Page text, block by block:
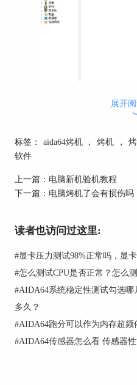
图1 进入系
或者如图2所示，依次
系统稳定性测试界面如图
CPU（整数运算），FPU
展开
标签： aida64烤机 ， 烤机 ，
软件
上一篇： 电脑新机验机教程
下一篇： 电脑烤机了会有损伤吗
读者也访问过这里:
#显卡压力测试98%正常吗，显
#怎么测试CPU是否正常？怎么
#AIDA64系统稳定性测试勾选
多久？
#AIDA64跑分可以作为内存超
#AIDA64传感器怎么看 传感器